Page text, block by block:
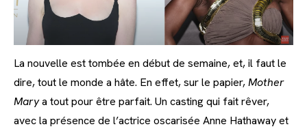
La nouvelle est tombée en début de semaine, et, il faut le
dire, tout le monde a hâte. En effet, sur le papier,Mother
Marya tout pour être parfait. Un casting qui fait rêver,
avec la présence de l’actrice oscarisée Anne Hathaway et